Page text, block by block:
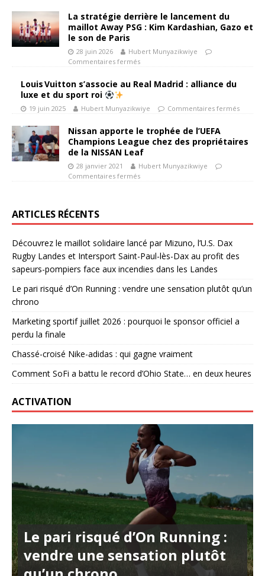
La stratégie derrière le lancement du
maillot Away PSG : Kim Kardashian, Gazo et
le son de Paris
28 juin 2026
Hubert Munyazikwiye
Commentaires fermés
Louis Vuitton s’associe au Real Madrid : alliance du
luxe et du sport roi
19 juin 2025 Hubert Munyazikwiye Commentaires fermés
Nissan apporte le trophée de l’UEFA
Champions League chez des propriétaires
de la NISSAN Leaf
28 janvier 2021
Hubert Munyazikwiye
Commentaires fermés
ARTICLES RÉCENTS
Découvrez le maillot solidaire lancé par Mizuno, l’U.S. Dax
Rugby Landes et Intersport Saint-Paul-lès-Dax au profit des
sapeurs-pompiers face aux incendies dans les Landes
Le pari risqué d’On Running : vendre une sensation plutôt qu’un
chrono
Marketing sportif juillet 2026 : pourquoi le sponsor officiel a
perdu la finale
Chassé-croisé Nike-adidas : qui gagne vraiment
Comment SoFi a battu le record d’Ohio State… en deux heures
ACTIVATION
Le pari risqué d’On Running :
vendre une sensation plutôt